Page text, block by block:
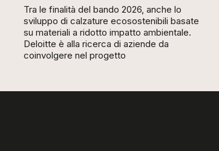
Tra le finalità del bando 2026, anche lo
sviluppo di calzature ecosostenibili basate
su materiali a ridotto impatto ambientale.
Deloitte è alla ricerca di aziende da
coinvolgere nel progetto